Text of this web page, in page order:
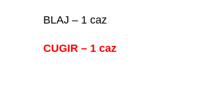
BLAJ – 1 caz
CUGIR – 1 caz